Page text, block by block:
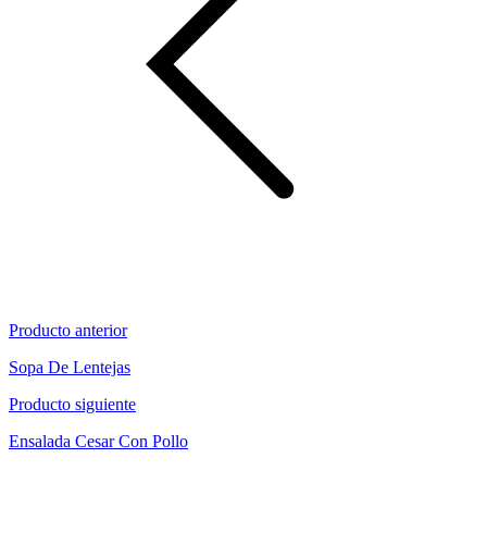
Producto anterior
Sopa De Lentejas
Producto siguiente
Ensalada Cesar Con Pollo